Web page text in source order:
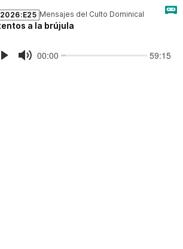
Mensajes del Culto Dominical
a la brújula